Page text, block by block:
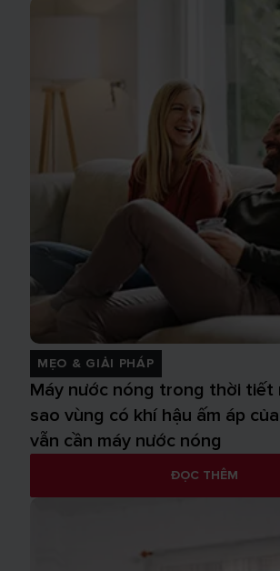
MẸO & GIẢI PHÁP
Máy nước nóng trong thời tiết
sao vùng có khí hậu ấm áp
vẫn cần máy nước nóng
ĐỌC THÊM